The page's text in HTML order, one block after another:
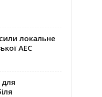
локальне
АЕС
для